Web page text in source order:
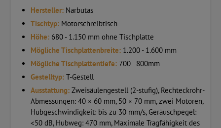
Hersteller: Narbutas
Tischtyp: Motorschreibtisch
Höhe: 680 - 1.150 mm ohne Tischplatte
Mögliche Tischplattenbreite: 1.200 - 1.600 mm
Mögliche Tischplattentiefe: 700 - 800mm
Gestelltyp: T-Gestell
Ausstattung:Zweisäulengestell (2-stufig), Rechteckrohr-
Abmessungen: 40 × 60 mm, 50 × 70 mm, zwei Motoren,
Hubgeschwindigkeit: bis zu 30 mm/s, Geräuschpegel:
<50 dB, Hubweg: 470 mm, Maximale Tragfähigkeit des